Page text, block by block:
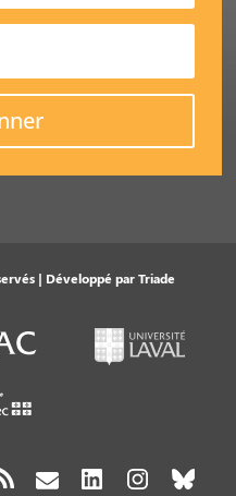
| Développé parTriade